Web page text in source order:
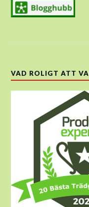
VAD ROLIGT ATT